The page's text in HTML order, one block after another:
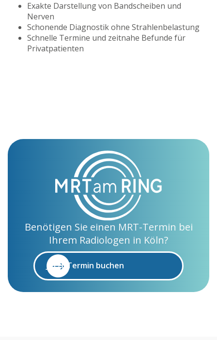
Exakte Darstellung von Bandscheiben und
Nerven
Schonende Diagnostik ohne Strahlenbelastung
Schnelle Termine und zeitnahe Befunde für
Privatpatienten
Benötigen Sie einen MRT-Termin bei
Ihrem Radiologen in Köln?
Jetzt Termin buchen